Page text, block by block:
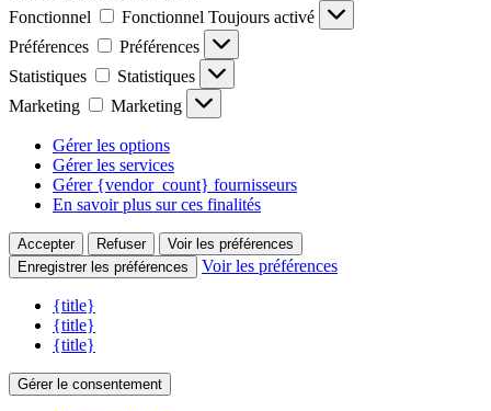
Fonctionnel
Fonctionnel Toujours activé
Préférences
Préférences
Statistiques
Statistiques
Marketing
Marketing
Gérer les options
Gérer les services
Gérer {vendor_count} fournisseurs
En savoir plus sur ces finalités
Accepter Refuser
Voir les préférences
Enregistrer les préférences
Voir les préférences
{title}
{title}
{title}
Gérer le consentement